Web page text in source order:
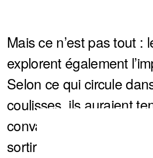
Mais ce n’est pas tout :
explorent également
Selon ce qui circule
coulisses, ils auraient
convaincre Marc-André
sortir de sa retraite,